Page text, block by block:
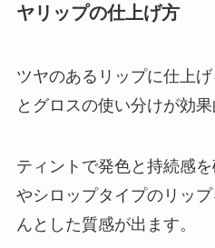
ヤリップの仕上げ方
ツヤのあるリップに仕上
とグロスの使い分けが効果
ティントで発色と持続感
やシロップタイプのリッ
んとした質感が出ます。